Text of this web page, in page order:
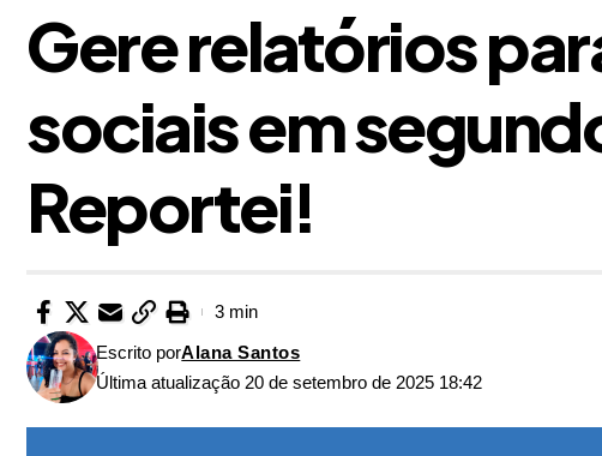
Gere relatórios
sociais em
Reportei!
Última atualização 20 de setembro de 2025 18:42
Escrito porAlana Santos
3 min